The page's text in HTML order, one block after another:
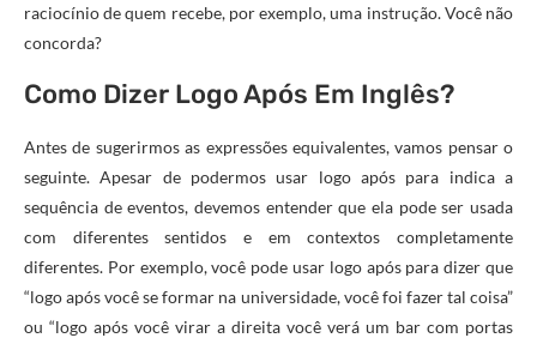
raciocínio de quem recebe, por exemplo, uma instrução. Você não
concorda?
Como Dizer Logo Após Em Inglês?
Antes de sugerirmos as expressões equivalentes, vamos pensar o
seguinte. Apesar de podermos usar logo após para indica a
sequência de eventos, devemos entender que ela pode ser usada
com diferentes sentidos e em contextos completamente
diferentes. Por exemplo, você pode usar logo após para dizer que
“logo após você se formar na universidade, você foi fazer tal coisa”
ou “logo após você virar a direita você verá um bar com portas